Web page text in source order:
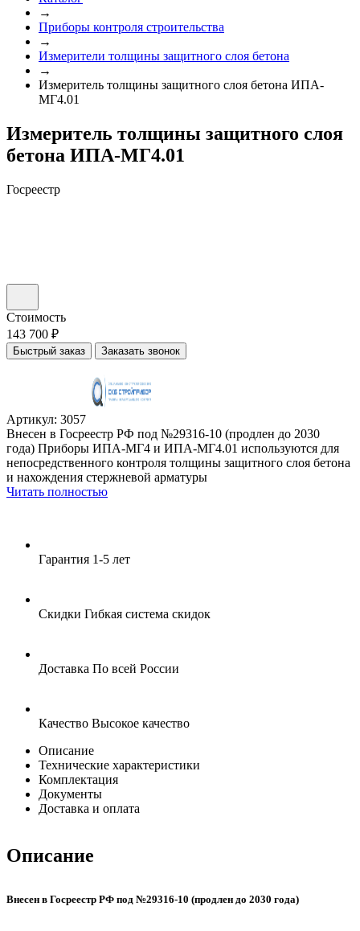
→
Приборы контроля строительства
→
Измерители толщины защитного слоя бетона
→
Измеритель толщины защитного слоя бетона ИПА-
МГ4.01
Измеритель толщины защитного слоя
бетона ИПА-МГ4.01
Госреестр
Стоимость
143 700 ₽
Быстрый заказ Заказать звонок
Артикул: 3057
Внесен в Госреестр РФ под №29316-10 (продлен до 2030
года) Приборы ИПА-МГ4 и ИПА-МГ4.01 используются для
непосредственного контроля толщины защитного слоя бетона
и нахождения стержневой арматуры
Читать полностью
Гарантия 1-5 лет
Скидки Гибкая система скидок
Доставка По всей России
Качество Высокое качество
Описание
Технические характеристики
Комплектация
Документы
Доставка и оплата
Описание
Внесен в Госреестр РФ под №29316-10 (продлен до 2030 года)